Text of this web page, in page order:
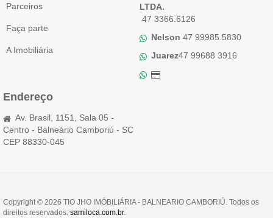
Parceiros
Faça parte
A Imobiliária
LTDA.
47 3366.6126
Nelson 47 99985.5830
Juarez47 99688 3916
Endereço
Av. Brasil, 1151, Sala 05 -
Centro - Balneário Camboriú - SC
CEP 88330-045
Copyright © 2026 TIO JHO IMÓBILIÁRIA - BALNEARIO CAMBORIÚ. Todos os
direitos reservados. samiloca.com.br.